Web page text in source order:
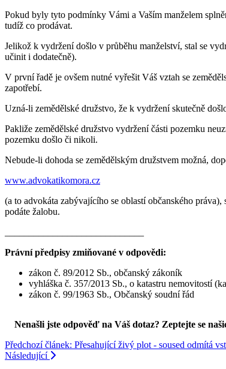
Pokud byly tyto podmínky Vámi a Vaším manželem
tudíž co prodávat.
Jelikož k vydržení došlo v průběhu manželství, stal se
učinit i dodatečně).
V první řadě je ovšem nutné vyřešit Váš vztah se
zapotřebí.
Uzná-li zemědělské družstvo, že k vydržení skutečně
Pakliže zemědělské družstvo vydržení části pozemku
pozemku došlo či nikoli.
Nebude-li dohoda se zemědělským družstvem možná,
www.advokatikomora.cz
(a to advokáta zabývajícího se oblastí občanského
podáte žalobu.
Právní předpisy zmiňované v odpovědi:
zákon č. 89/2012 Sb., občanský zákoník
vyhláška č. 357/2013 Sb., o katastru nemovitostí
zákon č. 99/1963 Sb., Občanský soudní řád
Nenašli jste odpověď na Váš dotaz? Zeptejte se
Předchozí článek: Přesahující živý plot - soused odmítá
Následující